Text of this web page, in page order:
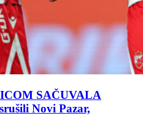
SAČUVALA
Novi Pazar,